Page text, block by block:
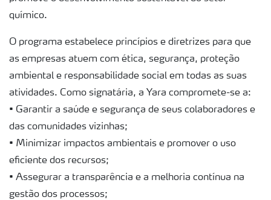
químico.
O programa estabelece princípios e diretrizes para que
as empresas atuem com ética, segurança, proteção
ambiental e responsabilidade social em todas as suas
atividades. Como signatária, a Yara compromete-se a:
• Garantir a saúde e segurança de seus colaboradores e
das comunidades vizinhas;
• Minimizar impactos ambientais e promover o uso
eficiente dos recursos;
• Assegurar a transparência e a melhoria contínua na
gestão dos processos;